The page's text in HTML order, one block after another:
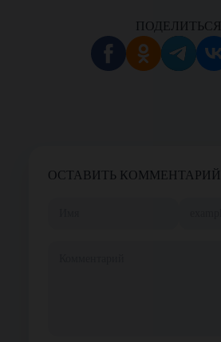
ПОДЕЛИТЬСЯ
ОСТАВИТЬ КОММЕНТАРИЙ